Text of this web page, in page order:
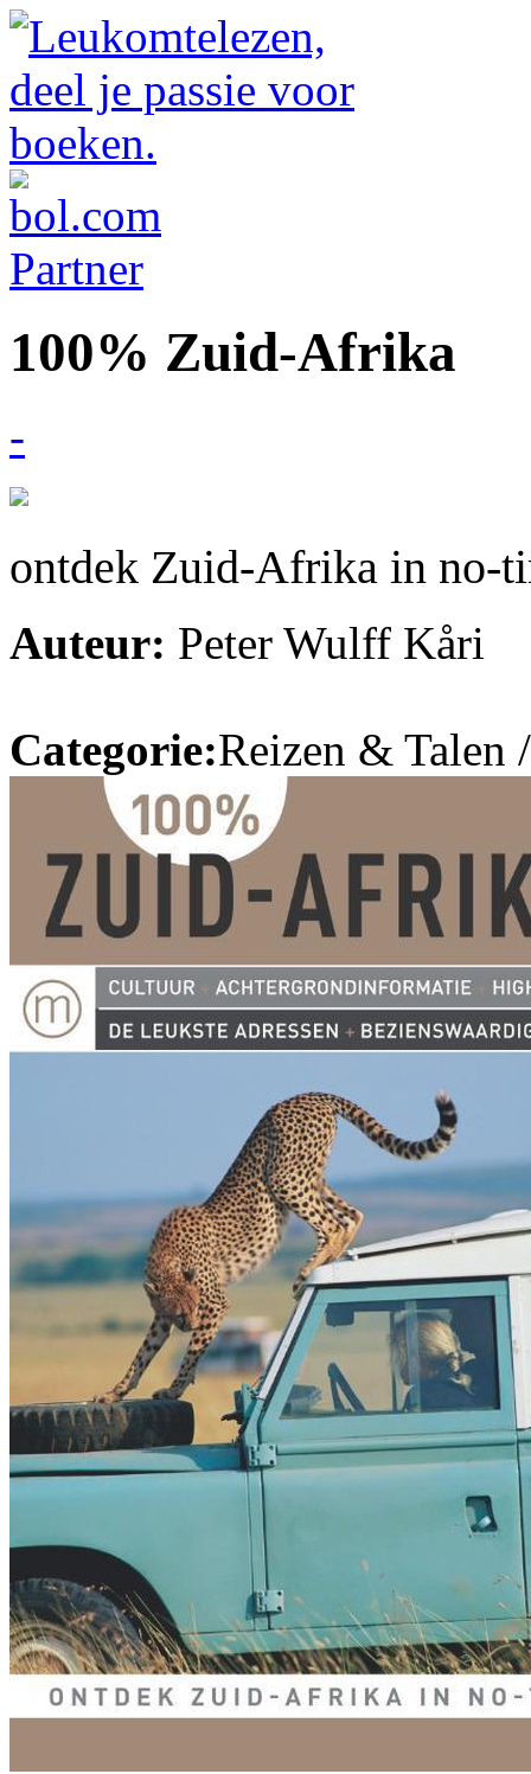
100% Zuid-Afrika
-
ontdek Zuid-Afrika in no-
Auteur: Peter Wulff Kåri
Categorie:Reizen & Talen